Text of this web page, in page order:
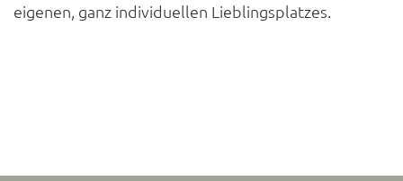
eigenen, ganz individuellen Lieblingsplatzes.